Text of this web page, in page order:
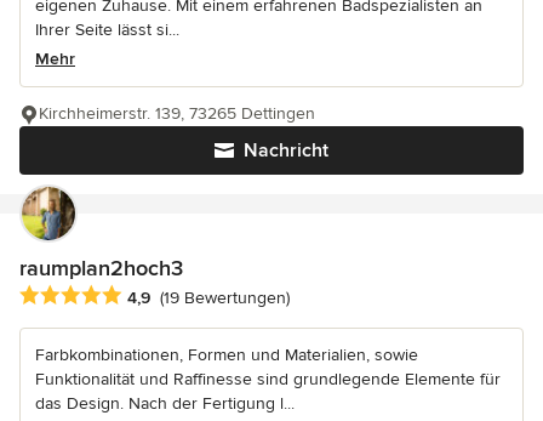
eigenen Zuhause. Mit einem erfahrenen Badspezialisten an
Ihrer Seite lässt si...
Mehr
Nachricht
Kirchheimerstr. 139, 73265 Dettingen
raumplan2hoch3
Durchschnittliche Bewertung: 4.9 von 5 Sternen
4,9 (19 Bewertungen)
Farbkombinationen, Formen und Materialien, sowie
Funktionalität und Raffinesse sind grundlegende Elemente für
das Design. Nach der Fertigung l...